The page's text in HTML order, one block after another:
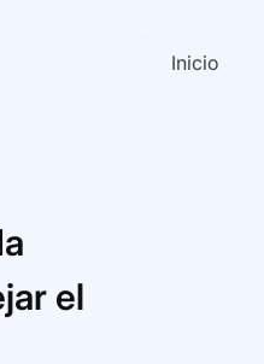
Inicio
el